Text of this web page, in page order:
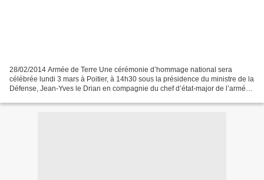
28/02/2014 Armée de Terre Une cérémonie d’hommage national sera
célébrée lundi 3 mars à Poitier, à 14h30 sous la présidence du ministre de la
Défense, Jean-Yves le Drian en compagnie du chef d’état-major de l’armée